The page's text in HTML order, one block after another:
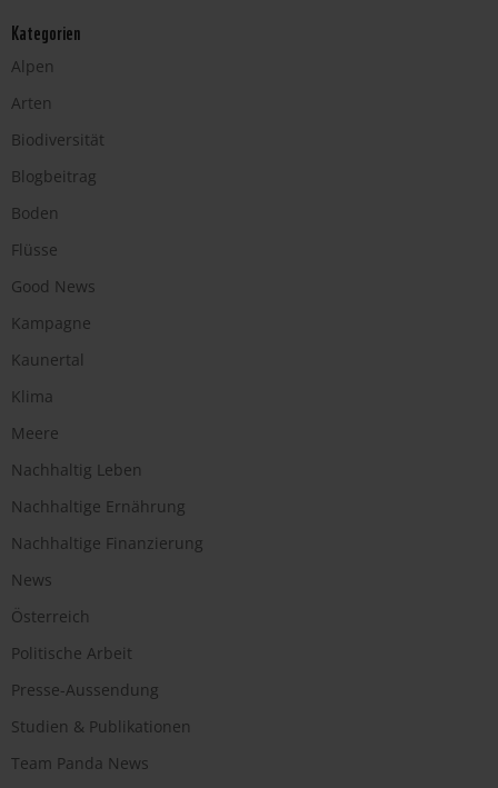
Kategorien
Alpen
Arten
Biodiversität
Blogbeitrag
Boden
Flüsse
Good News
Kampagne
Kaunertal
Klima
Meere
Nachhaltig Leben
Nachhaltige Ernährung
Nachhaltige Finanzierung
News
Österreich
Politische Arbeit
Presse-Aussendung
Studien & Publikationen
Team Panda News